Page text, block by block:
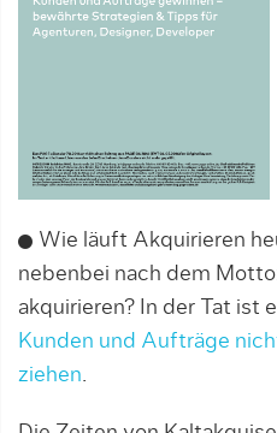
Wie läuft Akquirieren
nebenbei nach dem
akquirieren? In der Tat ist
Kunden und Aufträge
ziehen